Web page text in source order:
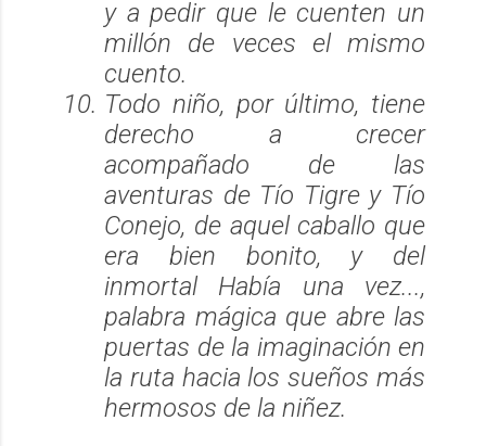
y a pedir que le cuenten un
millón de veces el mismo
cuento.
Todo niño, por último, tiene
derecho a crecer
acompañado de las
aventuras de Tío Tigre y Tío
Conejo, de aquel caballo que
era bien bonito, y del
inmortal Había una vez...,
palabra mágica que abre las
puertas de la imaginación en
la ruta hacia los sueños más
hermosos de la niñez.